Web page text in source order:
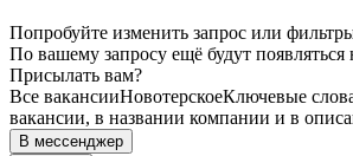
Попробуйте изменить запрос или
По вашему запросу ещё будут
Присылать вам?
Все вакансииНовотерскоеКлючевые
вакансии, в названии компании и в
В мессенджер